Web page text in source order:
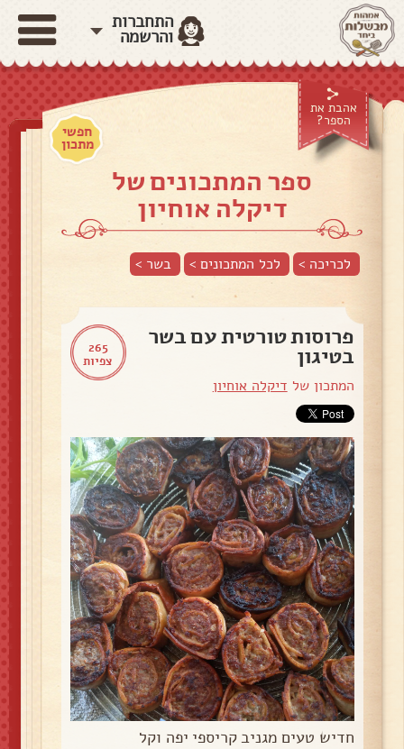
התחברות
והרשמה
אהבת את
הספר?
חפשי
מתכון
ספר המתכונים של
דיקלה אוחיון
לכריכה > לכל המתכונים > בשר >
265
צפיות
פרוסות טורטית עם בשר
בטיגון
המתכון של דיקלה אוחיון
חדיש טעים מגניב קריספי יפה וקל